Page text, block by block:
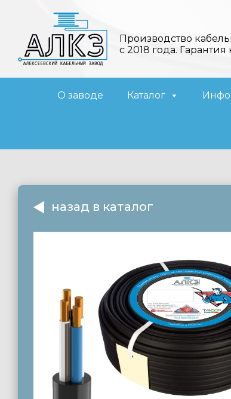
Производство
с 2018 года.
О заводе Каталог
назад в каталог